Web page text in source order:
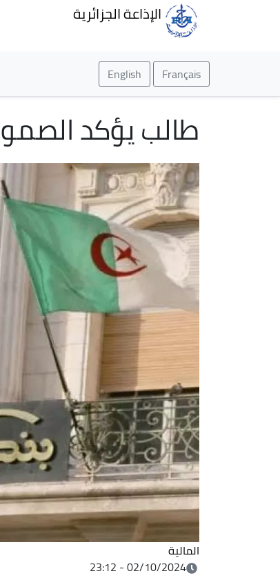
الإذاعة الجزائرية
Français
English
طالب يؤكد
المالية
02/10/2024 - 23:12